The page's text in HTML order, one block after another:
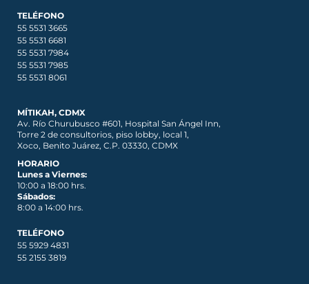
TELÉFONO
55 5531 3665
55 5531 6681
55 5531 7984
55 5531 7985
55 5531 8061
MÍTIKAH, CDMX
Av. Río Churubusco #601, Hospital San Ángel Inn,
Torre 2 de consultorios, piso lobby, local 1,
Xoco, Benito Juárez, C.P. 03330, CDMX
HORARIO
Lunes a Viernes:
10:00 a 18:00 hrs.
Sábados:
8:00 a 14:00 hrs.
TELÉFONO
55 5929 4831
55 2155 3819